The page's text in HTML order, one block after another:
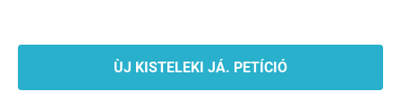
ÙJ KISTELEKI JÁ. PETÍCIÓ